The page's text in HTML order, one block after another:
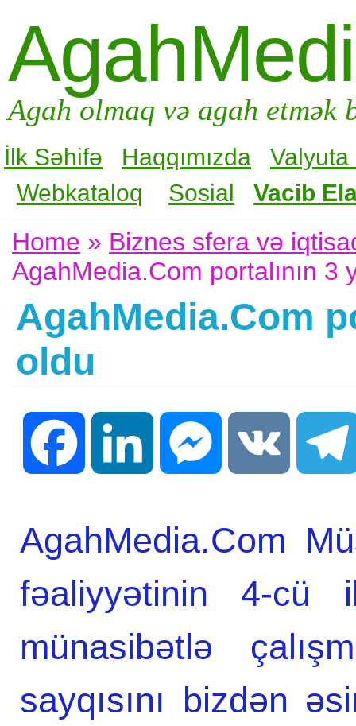
Agah olmaq və agah
İlk Səhifə Haqqımızda
Valyuta
Webkataloq
Sosial Vacib
Home » Biznes sfera və
AgahMedia.Com portalının 3
AgahMedia.Com
oldu
Facebook LinkedIn Messenger VK
AgahMedia.Com
fəaliyyətinin 4-cü
münasibətlə
sayqısını bizdən